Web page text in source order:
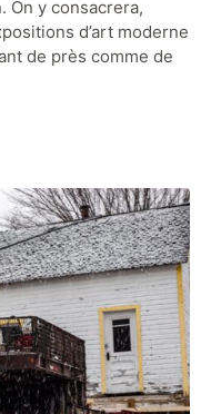
On y consacrera,
d’art moderne
de près comme de